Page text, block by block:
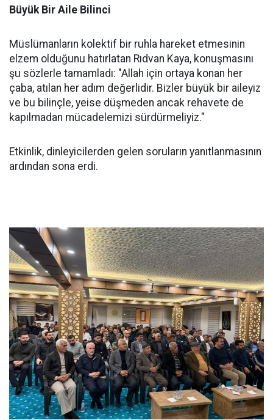
Büyük Bir Aile Bilinci
Müslümanların kolektif bir ruhla hareket etmesinin
elzem olduğunu hatırlatan Rıdvan Kaya, konuşmasını
şu sözlerle tamamladı: "Allah için ortaya konan her
çaba, atılan her adım değerlidir. Bizler büyük bir aileyiz
ve bu bilinçle, yeise düşmeden ancak rehavete de
kapılmadan mücadelemizi sürdürmeliyiz."
Etkinlik, dinleyicilerden gelen soruların yanıtlanmasının
ardından sona erdi.